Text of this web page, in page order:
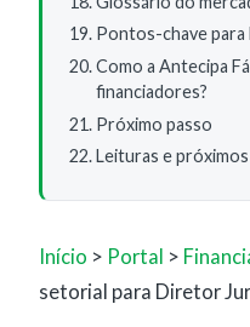
Pontos-chave para
Como a Antecipa
financiadores?
Próximo passo
Leituras e
Início > Portal >
setorial para Diretor